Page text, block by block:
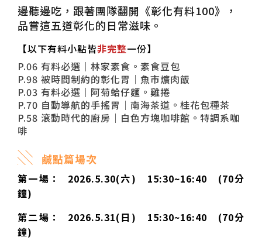
邊聽邊吃，跟著團隊翻開《彰化有料100》，
品嘗這五道彰化的日常滋味。
【以下有料小點皆非完整一份】
P.06 有料必選｜林家素食。素食豆包
P.98 被時間制約的彰化胃｜魚市爌肉飯
P.03 有料必選｜阿菊蛤仔麵。雞捲
P.70 自動導航的手搖胃｜南海茶道。桂花包種茶
P.58 滾動時代的廚房｜白色方塊咖啡館。特調系咖
啡
░ 鹹點篇場次
第一場： 2026.5.30(六) 15:30~16:40 (70分
鐘)
第二場： 2026.5.31(日) 15:30~16:40 (70分
鐘)